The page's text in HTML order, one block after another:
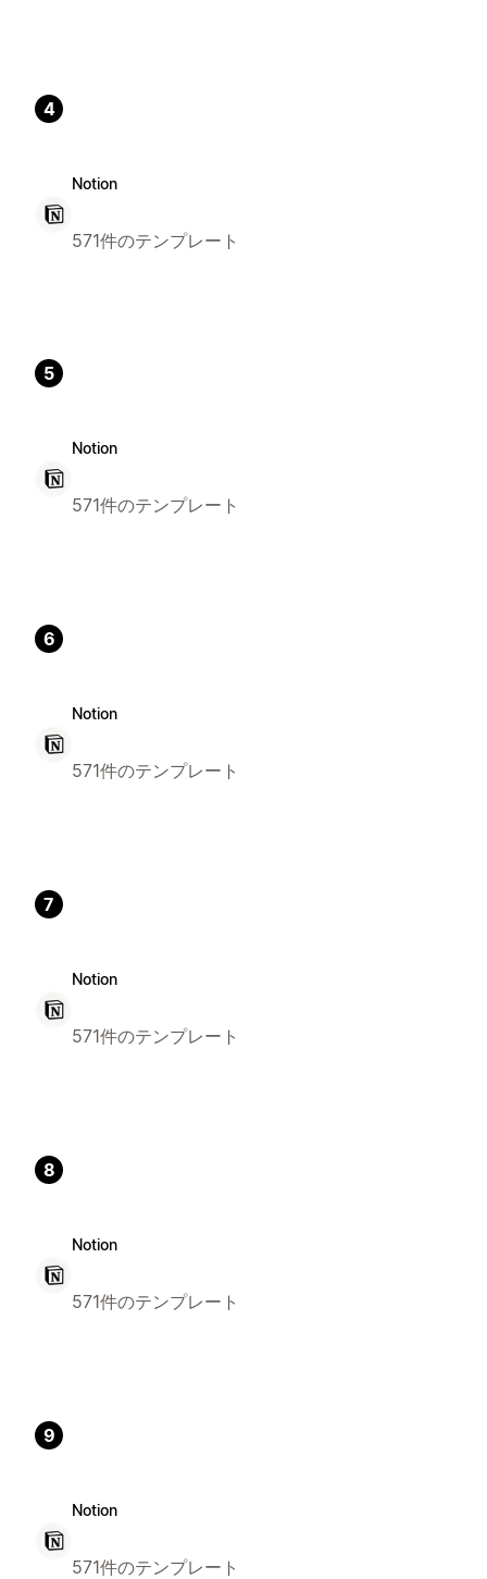
4
Notion
571件のテンプレート
5
Notion
571件のテンプレート
6
Notion
571件のテンプレート
7
Notion
571件のテンプレート
8
Notion
571件のテンプレート
9
Notion
571件のテンプレート